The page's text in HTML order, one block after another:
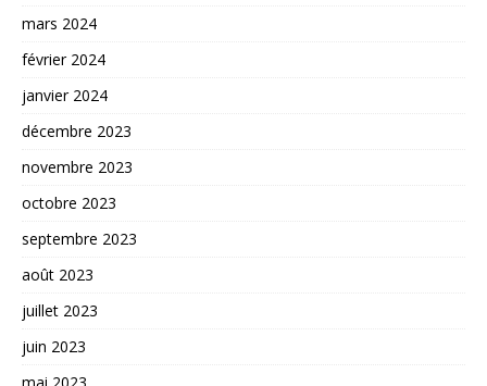
mars 2024
février 2024
janvier 2024
décembre 2023
novembre 2023
octobre 2023
septembre 2023
août 2023
juillet 2023
juin 2023